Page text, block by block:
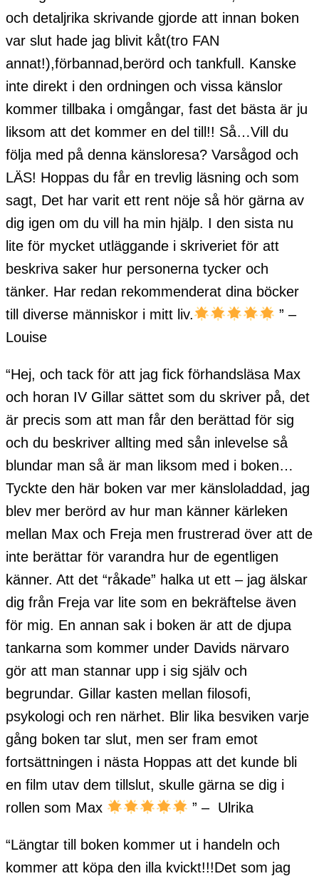
och detaljrika skrivande gjorde att innan boken
var slut hade jag blivit kåt(tro FAN
annat!),förbannad,berörd och tankfull. Kanske
inte direkt i den ordningen och vissa känslor
kommer tillbaka i omgångar, fast det bästa är ju
liksom att det kommer en del till!! Så…Vill du
följa med på denna känsloresa? Varsågod och
LÄS! Hoppas du får en trevlig läsning och som
sagt, Det har varit ett rent nöje så hör gärna av
dig igen om du vill ha min hjälp. I den sista nu
lite för mycket utläggande i skriveriet för att
beskriva saker hur personerna tycker och
tänker. Har redan rekommenderat dina böcker
till diverse människor i mitt liv.
” –
Louise
“Hej, och tack för att jag fick förhandsläsa Max
och horan IV Gillar sättet som du skriver på, det
är precis som att man får den berättad för sig
och du beskriver allting med sån inlevelse så
blundar man så är man liksom med i boken…
Tyckte den här boken var mer känsloladdad, jag
blev mer berörd av hur man känner kärleken
mellan Max och Freja men frustrerad över att de
inte berättar för varandra hur de egentligen
känner. Att det “råkade” halka ut ett – jag älskar
dig från Freja var lite som en bekräftelse även
för mig. En annan sak i boken är att de djupa
tankarna som kommer under Davids närvaro
gör att man stannar upp i sig själv och
begrundar. Gillar kasten mellan filosofi,
psykologi och ren närhet. Blir lika besviken varje
gång boken tar slut, men ser fram emot
fortsättningen i nästa Hoppas att det kunde bli
en film utav dem tillslut, skulle gärna se dig i
rollen som Max
” – Ulrika
“Längtar till boken kommer ut i handeln och
kommer att köpa den illa kvickt!!!Det som jag